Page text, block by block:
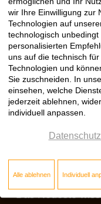
Newsletter
wir Ihre Einwilligung zur
Technologien auf
technologisch
personalisierten
uns auf die technisch
Technologien und
Sie zuschneiden. In
einsehen, welche
jederzeit ablehnen,
individuell anpassen.
Alle ablehnen Individuell